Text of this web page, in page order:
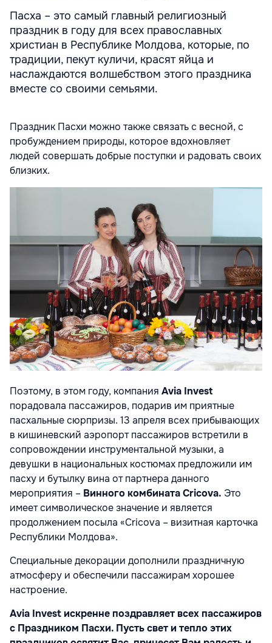
Пасха – это самый главный религиозный
праздник в году для всех православных
христиан в Республике Молдова, которые, по
традиции, пекут куличи, красят яйца и
наслаждаются волшебством этого праздника
вместе со своими семьями.
Праздник Пасхи можно также связать с весной, с
пробуждением природы, которое вдохновляет
людей совершать добрые поступки и радовать своих
близких.
Поэтому, в этом году, компания Avia Invest
порадовала пассажиров, подарив им приятные
пасхальные сюрпризы. 13 апреля всех прибывающих
в кишиневский аэропорт пассажиров встретили в
сопровождении инструментальной музыки, а
девушки в национальных костюмах предложили им
пасху и бутылку вина от партнера данного
мероприятия – Винного комбината Cricova. Это
имеет символическое значение и является
продолжением посыла «Cricova – визитная карточка
Республики Молдова».
Специальные декорации дополнили праздничную
атмосферу и обеспечили пассажирам хорошее
настроение.
Avia Invest искренне поздравляет всех пассажиров
с Праздником Пасхи. Пусть свет и тепло этих